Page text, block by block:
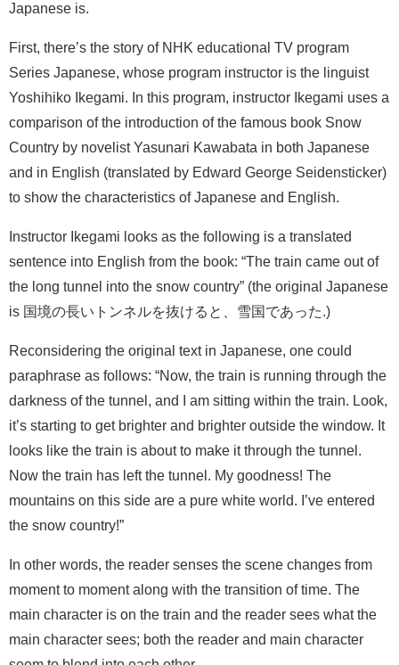
Japanese is.
First, there’s the story of NHK educational TV program
Series Japanese, whose program instructor is the linguist
Yoshihiko Ikegami. In this program, instructor Ikegami uses a
comparison of the introduction of the famous book Snow
Country by novelist Yasunari Kawabata in both Japanese
and in English (translated by Edward George Seidensticker)
to show the characteristics of Japanese and English.
Instructor Ikegami looks as the following is a translated
sentence into English from the book: “The train came out of
the long tunnel into the snow country” (the original Japanese
is 国境の長いトンネルを抜けると、雪国であった.)
Reconsidering the original text in Japanese, one could
paraphrase as follows: “Now, the train is running through the
darkness of the tunnel, and I am sitting within the train. Look,
it’s starting to get brighter and brighter outside the window. It
looks like the train is about to make it through the tunnel.
Now the train has left the tunnel. My goodness! The
mountains on this side are a pure white world. I’ve entered
the snow country!”
In other words, the reader senses the scene changes from
moment to moment along with the transition of time. The
main character is on the train and the reader sees what the
main character sees; both the reader and main character